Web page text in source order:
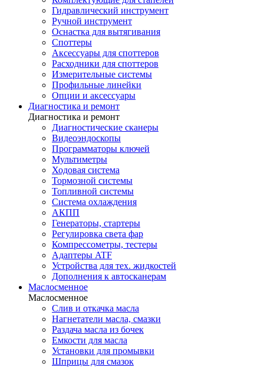
Гидравлический инструмент
Ручной инструмент
Оснастка для вытягивания
Споттеры
Аксессуары для споттеров
Расходники для споттеров
Измерительные системы
Профильные линейки
Опции и аксессуары
Диагностика и ремонт
Диагностика и ремонт
Диагностические сканеры
Видеоэндоскопы
Программаторы ключей
Мультиметры
Ходовая система
Тормозной системы
Топливной системы
Система охлаждения
АКПП
Генераторы, стартеры
Регулировка света фар
Компрессометры, тестеры
Адаптеры ATF
Устройства для тех. жидкостей
Дополнения к автосканерам
Маслосменное
Маслосменное
Слив и откачка масла
Нагнетатели масла, смазки
Раздача масла из бочек
Емкости для масла
Установки для промывки
Шприцы для смазок